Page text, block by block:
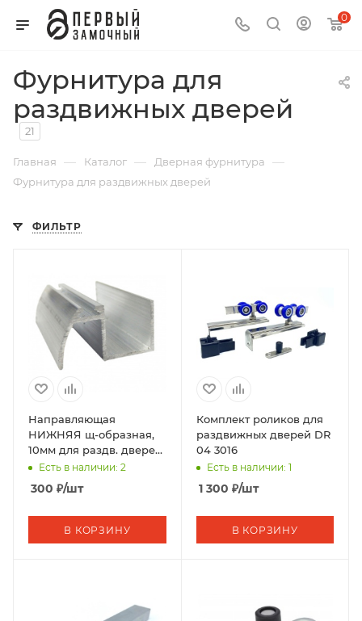
0
Фурнитура для
раздвижных дверей
21
Главная — Каталог — Дверная фурнитура —
Фурнитура для раздвижных дверей
ФИЛЬТР
Направляющая
НИЖНЯЯ щ-образная,
10мм для раздв. дверей,
(1шт-1м)
Есть в наличии: 2
300 ₽/шт
В КОРЗИНУ
Комплект роликов для
раздвижных дверей DR
04 3016
Есть в наличии: 1
1 300 ₽/шт
В КОРЗИНУ